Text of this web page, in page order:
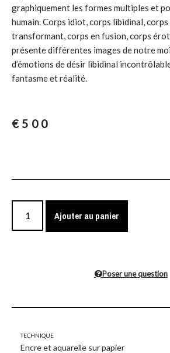
graphiquement les formes multiples et
humain. Corps idiot, corps libidinal,
transformant, corps en fusion, corps
présente différentes images de notre
d’émotions de désir libidinal
fantasme et réalité.
€ 500
Ajouter au panier
Poser une question
Technique
Encre et aquarelle sur papier